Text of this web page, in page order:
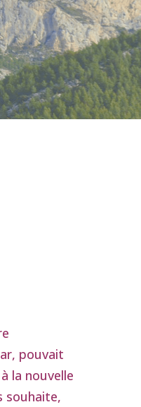
pouvait
la nouvelle
souhaite,